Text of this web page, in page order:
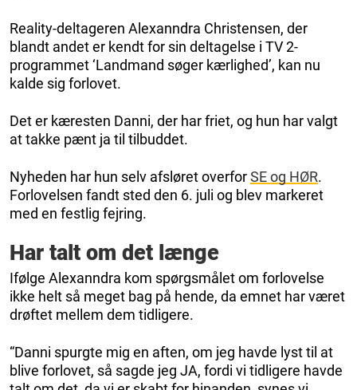
Reality-deltageren Alexanndra Christensen, der
blandt andet er kendt for sin deltagelse i TV 2-
programmet ‘Landmand søger kærlighed’, kan nu
kalde sig forlovet.
Det er kæresten Danni, der har friet, og hun har valgt
at takke pænt ja til tilbuddet.
Nyheden har hun selv afsløret overforSE og HØR.
Forlovelsen fandt sted den 6. juli og blev markeret
med en festlig fejring.
Har talt om det længe
Ifølge Alexanndra kom spørgsmålet om forlovelse
ikke helt så meget bag på hende, da emnet har været
drøftet mellem dem tidligere.
“Danni spurgte mig en aften, om jeg havde lyst til at
blive forlovet, så sagde jeg JA, fordi vi tidligere havde